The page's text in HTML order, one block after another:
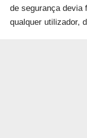
de segurança devia
qualquer utilizador,